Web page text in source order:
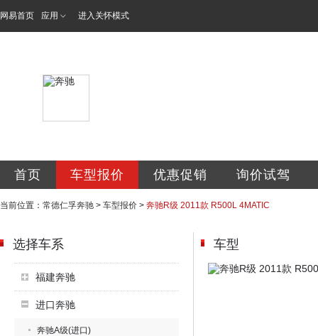
网易首页 应用 进入关怀模式
首页 车型报价 优惠促销 询价试驾
当前位置： 常德仁孚奔驰 > 车型报价 > 奔驰R级 2011款 R500L 4MATIC
选择车系
福建奔驰
进口奔驰
奔驰A级(进口)
车型